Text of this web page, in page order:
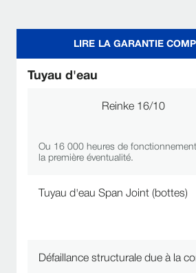
LIRE LA GARANTIE
Tuyau d'eau
Reinke 16/10
Ou 16 000 heures de
la première éventualité.
Tuyau d'eau Span Joint (bottes)
Défaillance structurale due à la